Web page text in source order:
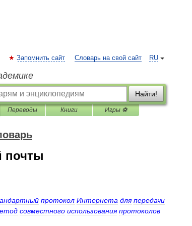
RU
Запомнить сайт Словарь на свой сайт
Найти!
Переводы Книги Игры ⚽
почты
протокол Интернета для передачи
совместного использования протоколов